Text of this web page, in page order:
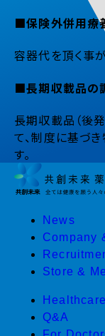
■保険外併用療
容器代を頂く事
■長期収載品の
長期収載品（後
て、制度に基づ
す。
News
Company
Store &
Healthcare
Q&A